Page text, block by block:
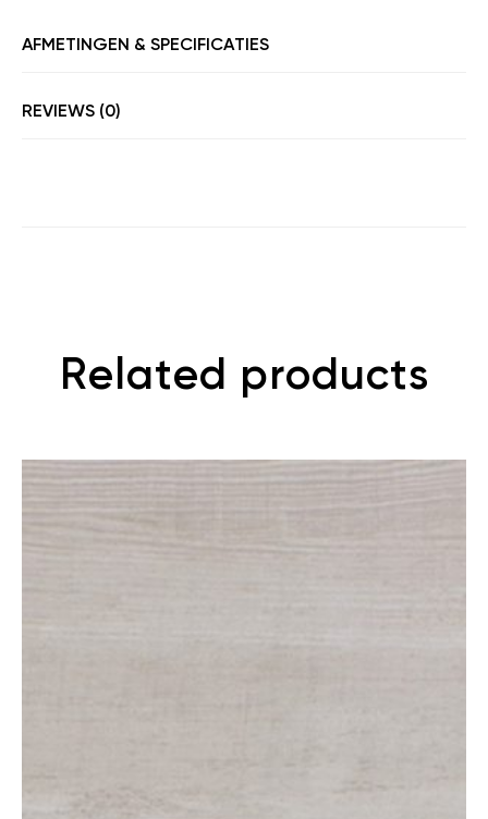
AFMETINGEN & SPECIFICATIES
REVIEWS (0)
Related products